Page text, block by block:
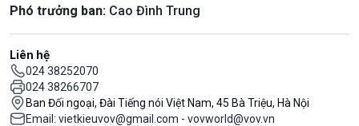
Phó trưởng ban: Cao Đình Trung
Liên hệ
024 38252070
024 38266707
Ban Đối ngoại, Đài Tiếng nói Việt Nam, 45 Bà Triệu, Hà Nội
Email: vietkieuvov@gmail.com - vovworld@vov.vn